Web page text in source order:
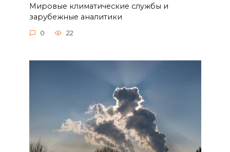
Мировые климатические службы и
зарубежные аналитики
0 22